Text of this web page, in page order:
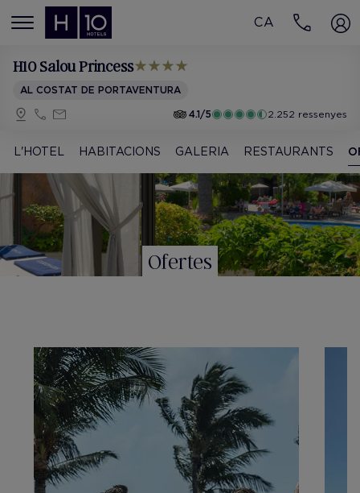
MENÚ
CA
H10 Salou Princess
AL COSTAT DE PORTAVENTURA
4.1/5
2.252 ressenyes
L'HOTEL HABITACIONS GALERIA RESTAURANTS
Ofertes